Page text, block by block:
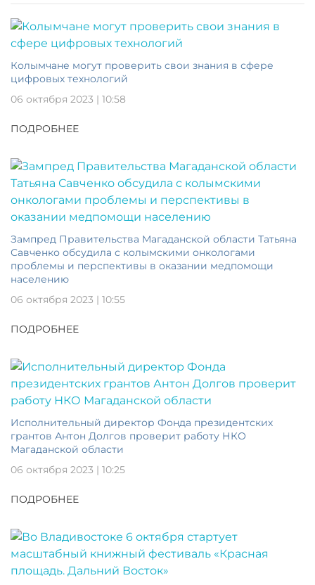
Колымчане могут проверить свои знания в сфере
цифровых технологий
06 октября 2023 | 10:58
ПОДРОБНЕЕ
Зампред Правительства Магаданской области Татьяна
Савченко обсудила с колымскими онкологами
проблемы и перспективы в оказании медпомощи
населению
06 октября 2023 | 10:55
ПОДРОБНЕЕ
Исполнительный директор Фонда президентских
грантов Антон Долгов проверит работу НКО
Магаданской области
06 октября 2023 | 10:25
ПОДРОБНЕЕ